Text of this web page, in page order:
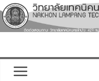
Skip
to
content